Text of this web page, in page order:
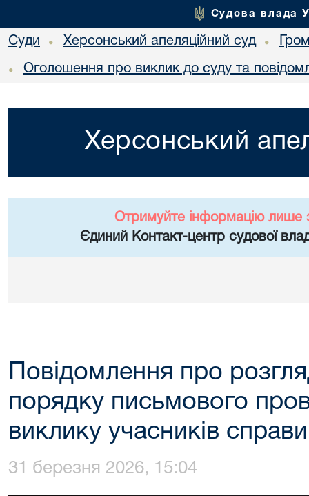
Судова влада
Суди • Херсонський апеляційний суд •
• Оголошення про виклик до суду та
Херсонський
Отримуйте інформацію лише
Єдиний Контакт-центр судової
Повідомлення про
порядку письмового
виклику учасників
31 березня 2026, 15:04